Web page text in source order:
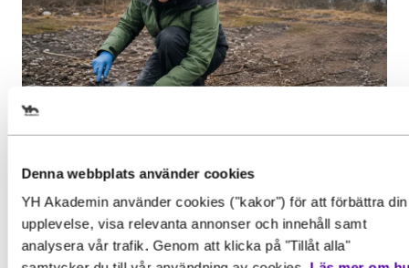
Denna webbplats använder cookies
YH Akademin använder cookies ("kakor") för att förbättra din
upplevelse, visa relevanta annonser och innehåll samt
analysera vår trafik. Genom att klicka på "Tillåt alla"
Inspiration
Från vården till miljöutredning:
”Det bästa yrkesval jag har
passar dig
Gör en intresseanmälan för
att få mer information om
den här utbildningen
Behörighet. Det här behöver